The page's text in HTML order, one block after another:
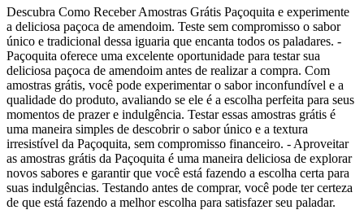
Descubra Como Receber Amostras Grátis Paçoquita e experimente
a deliciosa paçoca de amendoim. Teste sem compromisso o sabor
único e tradicional dessa iguaria que encanta todos os paladares. -
Paçoquita oferece uma excelente oportunidade para testar sua
deliciosa paçoca de amendoim antes de realizar a compra. Com
amostras grátis, você pode experimentar o sabor inconfundível e a
qualidade do produto, avaliando se ele é a escolha perfeita para seus
momentos de prazer e indulgência. Testar essas amostras grátis é
uma maneira simples de descobrir o sabor único e a textura
irresistível da Paçoquita, sem compromisso financeiro. - Aproveitar
as amostras grátis da Paçoquita é uma maneira deliciosa de explorar
novos sabores e garantir que você está fazendo a escolha certa para
suas indulgências. Testando antes de comprar, você pode ter certeza
de que está fazendo a melhor escolha para satisfazer seu paladar.